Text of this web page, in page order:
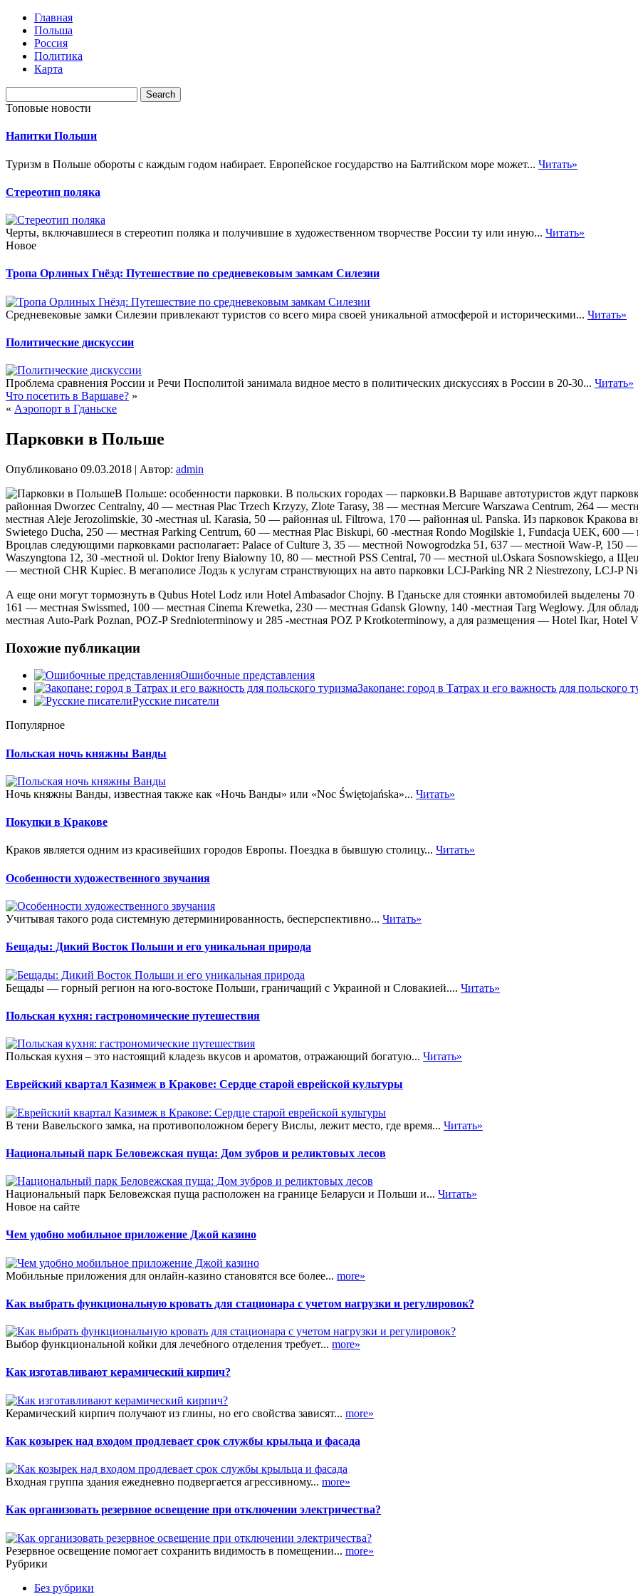
Главная
Польша
Россия
Политика
Карта
Топовые новости
Напитки Польши
Туризм в Польше обороты с каждым годом набирает. Европейское государство на Балтийском море может... Читать»
Стереотип поляка
Черты, включавшиеся в стереотип поляка и получившие в художественном творчестве России ту или иную... Читать»
Новое
Тропа Орлиных Гнёзд: Путешествие по средневековым замкам Силезии
Средневековые замки Силезии привлекают туристов со всего мира своей уникальной атмосферой и историческими... Читать»
Политические дискуссии
Проблема сравнения России и Речи Посполитой занимала видное место в политических дискуссиях в России в 20-30... Читать»
Что посетить в Варшаве? »
« Аэропорт в Гданьске
Парковки в Польше
Опубликовано 09.03.2018 | Автор: admin
В Польше: особенности парковки. В польских городах — парковки.В Варшаве автотуристов ждут
районная Dworzec Centralny, 40 — местная Plac Trzech Krzyzy, Zlote Tarasy, 38 — местная Mercure Warszawa Centrum, 264 —
местная Aleje Jerozolimskie, 30 -местная ul. Karasia, 50 — районная ul. Filtrowa, 170 — районная ul. Panska. Из парковок Кракова
Swietego Ducha, 250 — местная Parking Centrum, 60 — местная Plac Biskupi, 60 -местная Rondo Mogilskie 1, Fundacja UEK, 600 —
Вроцлав следующими парковками располагает: Palace of Culture 3, 35 — местной Nowogrodzka 51, 637 — местной Waw-P, 150
Waszyngtona 12, 30 -местной ul. Doktor Ireny Bialowny 10, 80 — местной PSS Central, 70 — местной ul.Oskara Sosnowskiego, а
— местной CHR Kupiec. В мегаполисе Лодзь к услугам странствующих на авто парковки LCJ-Parking NR 2 Niestrezony, LCJ-P
А еще они могут тормознуть в Qubus Hotel Lodz или Hotel Ambasador Chojny. В Гданьске для стоянки автомобилей выделены
161 — местная Swissmed, 100 — местная Cinema Krewetka, 230 — местная Gdansk Glowny, 140 -местная Targ Weglowy. Для
местная Auto-Park Poznan, POZ-P Srednioterminowy и 285 -местная POZ P Krotkoterminowy, а для размещения — Hotel Ikar, Hotel
Похожие публикации
Ошибочные представления
Закопане: город в Татрах и его важность для польского
Русские писатели
Популярное
Польская ночь княжны Ванды
Ночь княжны Ванды, известная также как «Ночь Ванды» или «Noc Świętojańska»... Читать»
Покупки в Кракове
Краков является одним из красивейших городов Европы. Поездка в бывшую столицу... Читать»
Особенности художественного звучания
Учитывая такого рода системную детерминированность, бесперспективно... Читать»
Бещады: Дикий Восток Польши и его уникальная природа
Бещады — горный регион на юго-востоке Польши, граничащий с Украиной и Словакией.... Читать»
Польская кухня: гастрономические путешествия
Польская кухня – это настоящий кладезь вкусов и ароматов, отражающий богатую... Читать»
Еврейский квартал Казимеж в Кракове: Сердце старой еврейской культуры
В тени Вавельского замка, на противоположном берегу Вислы, лежит место, где время... Читать»
Национальный парк Беловежская пуща: Дом зубров и реликтовых лесов
Национальный парк Беловежская пуща расположен на границе Беларуси и Польши и... Читать»
Новое на сайте
Чем удобно мобильное приложение Джой казино
Мобильные приложения для онлайн-казино становятся все более... more»
Как выбрать функциональную кровать для стационара с учетом нагрузки и регулировок?
Выбор функциональной койки для лечебного отделения требует... more»
Как изготавливают керамический кирпич?
Керамический кирпич получают из глины, но его свойства зависят... more»
Как козырек над входом продлевает срок службы крыльца и фасада
Входная группа здания ежедневно подвергается агрессивному... more»
Как организовать резервное освещение при отключении электричества?
Резервное освещение помогает сохранить видимость в помещении... more»
Рубрики
Без рубрики